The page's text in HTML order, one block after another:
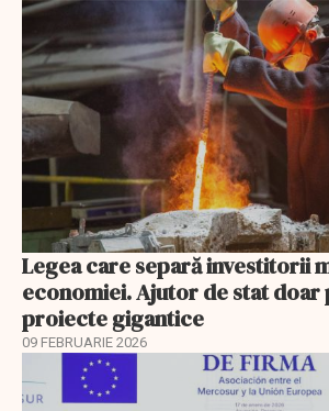
Legea care separă investitorii
economiei. Ajutor de stat doar
proiecte gigantice
09 FEBRUARIE 2026